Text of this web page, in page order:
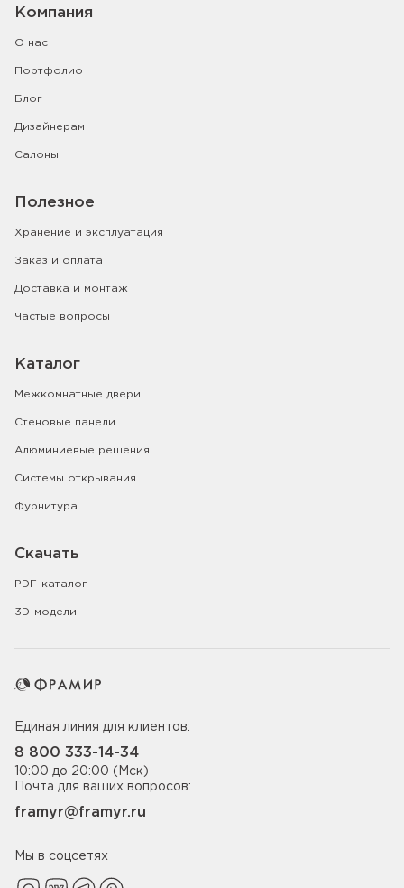
Компания
О нас
Портфолио
Блог
Дизайнерам
Салоны
Полезное
Хранение и эксплуатация
Заказ и оплата
Доставка и монтаж
Частые вопросы
Каталог
Межкомнатные двери
Стеновые панели
Алюминиевые решения
Системы открывания
Фурнитура
Скачать
PDF-каталог
3D-модели
Единая линия для клиентов:
8 800 333-14-34
10:00 до 20:00 (Мск)
Почта для ваших вопросов:
framyr@framyr.ru
Мы в соцсетях